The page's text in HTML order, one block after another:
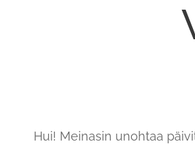
Hui! Meinasin unohtaa